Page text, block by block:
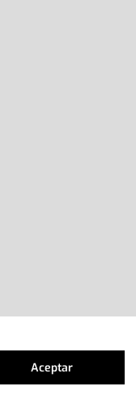
Aceptar